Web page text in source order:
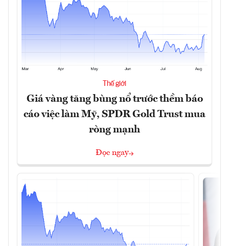
Thế giới
Giá vàng tăng bùng nổ trước thềm báo
cáo việc làm Mỹ, SPDR Gold Trust mua
ròng mạnh
Đọc ngay